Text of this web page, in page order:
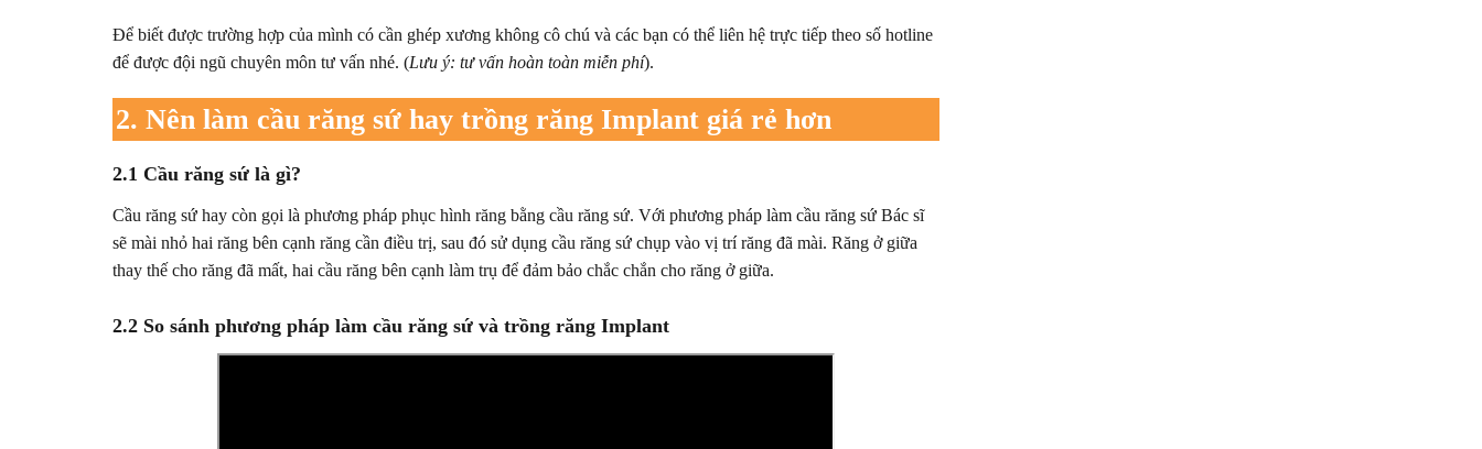
Để biết được trường hợp của mình có cần ghép xương không cô chú và các bạn có thể liên hệ trực tiếp theo số hotline
để được đội ngũ chuyên môn tư vấn nhé. (Lưu ý: tư vấn hoàn toàn miễn phí).
2. Nên làm cầu răng sứ hay trồng răng Implant giá rẻ hơn
2.1 Cầu răng sứ là gì?
Cầu răng sứ hay còn gọi là phương pháp phục hình răng bằng cầu răng sứ. Với phương pháp làm cầu răng sứ Bác sĩ
sẽ mài nhỏ hai răng bên cạnh răng cần điều trị, sau đó sử dụng cầu răng sứ chụp vào vị trí răng đã mài. Răng ở giữa
thay thế cho răng đã mất, hai cầu răng bên cạnh làm trụ để đảm bảo chắc chắn cho răng ở giữa.
2.2 So sánh phương pháp làm cầu răng sứ và trồng răng Implant